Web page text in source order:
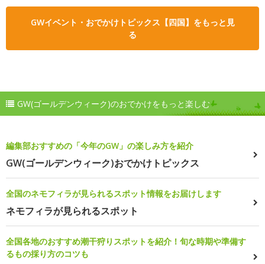
GWイベント・おでかけトピックス【四国】をもっと見
る
GW(ゴールデンウィーク)のおでかけをもっと楽しむ
編集部おすすめの「今年のGW」の楽しみ方を紹介
GW(ゴールデンウィーク)おでかけトピックス
全国のネモフィラが見られるスポット情報をお届けします
ネモフィラが見られるスポット
全国各地のおすすめ潮干狩りスポットを紹介！旬な時期や準備す
るもの採り方のコツも